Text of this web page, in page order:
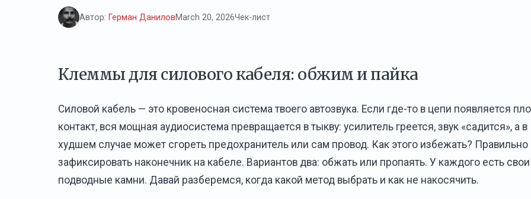
Автор: Герман ДаниловMarch 20, 2026Чек-лист
Клеммы для силового кабеля: обжим и пайка
Силовой кабель — это кровеносная система твоего автозвука. Если где-то в цепи появляется
контакт, вся мощная аудиосистема превращается в тыкву: усилитель греется, звук «садится», а в
худшем случае может сгореть предохранитель или сам провод. Как этого избежать? Правильно
зафиксировать наконечник на кабеле. Вариантов два: обжать или пропаять. У каждого есть свои
подводные камни. Давай разберемся, когда какой метод выбрать и как не накосячить.